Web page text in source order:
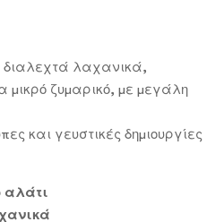
διαλεχτά λαχανικά,
μικρό ζυμαρικό, με μεγάλη
και γευστικές δημιουργίες
αλάτι